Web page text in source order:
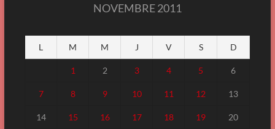
NOVEMBRE 2011
L M M J V S D
1 2 3 4 5 6
7 8 9 10 11 12 13
14 15 16 17 18 19 20